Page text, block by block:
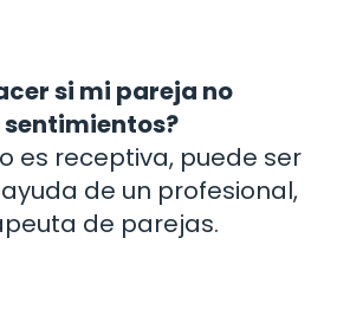
si mi pareja no
es receptiva, puede ser
de un profesional,
de parejas.